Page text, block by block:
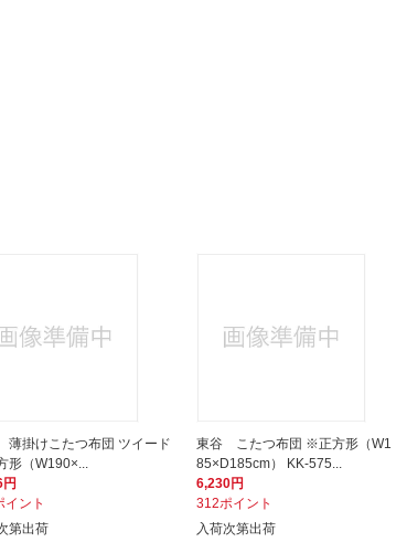
掛けこたつ布団 ツイード
形（W190×...
イント
第出荷
東谷 こたつ布団 ※正方形（W1
85×D185cm） KK-575...
6,230円
312ポイント
入荷次第出荷